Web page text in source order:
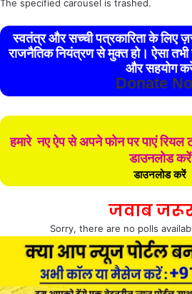
The specified carousel is trashed.
स्वतंत्र और सच्ची पत्रकारिता के लिए
राजनैतिक नियंत्रण से मुक्त हो। ऐसा
और सहयोग
Donate
हमारे नए ऐप से अपने फोन पर पाएं
डाउनलोड करें
डाउनलोड करें
जवाब
Sorry, there are no polls